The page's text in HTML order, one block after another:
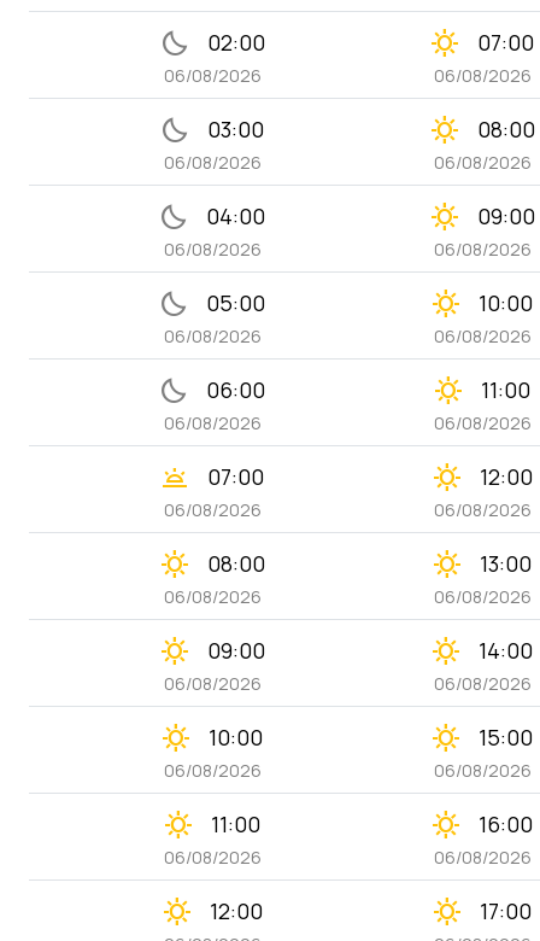
bedtime 02:00
06/08/2026
clear_day 07:00
06/08/2026
bedtime 03:00
06/08/2026
clear_day 08:00
06/08/2026
bedtime 04:00
06/08/2026
clear_day 09:00
06/08/2026
bedtime 05:00
06/08/2026
clear_day 10:00
06/08/2026
bedtime 06:00
06/08/2026
clear_day 11:00
06/08/2026
wb_twilight 07:00
06/08/2026
clear_day 12:00
06/08/2026
clear_day 08:00
06/08/2026
clear_day 13:00
06/08/2026
clear_day 09:00
06/08/2026
clear_day 14:00
06/08/2026
clear_day 10:00
06/08/2026
clear_day 15:00
06/08/2026
clear_day 11:00
06/08/2026
clear_day 16:00
06/08/2026
clear_day 12:00 clear_day 17:00